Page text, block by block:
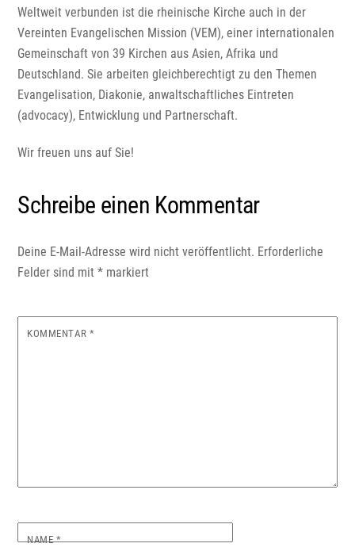
Weltweit verbunden ist die rheinische Kirche auch in der
Vereinten Evangelischen Mission (VEM), einer internationalen
Gemeinschaft von 39 Kirchen aus Asien, Afrika und
Deutschland. Sie arbeiten gleichberechtigt zu den Themen
Evangelisation, Diakonie, anwaltschaftliches Eintreten
(advocacy), Entwicklung und Partnerschaft.
Wir freuen uns auf Sie!
Schreibe einen Kommentar
Deine E-Mail-Adresse wird nicht veröffentlicht. Erforderliche
Felder sind mit* markiert
KOMMENTAR *
NAME*